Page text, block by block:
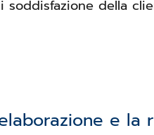
della
e la